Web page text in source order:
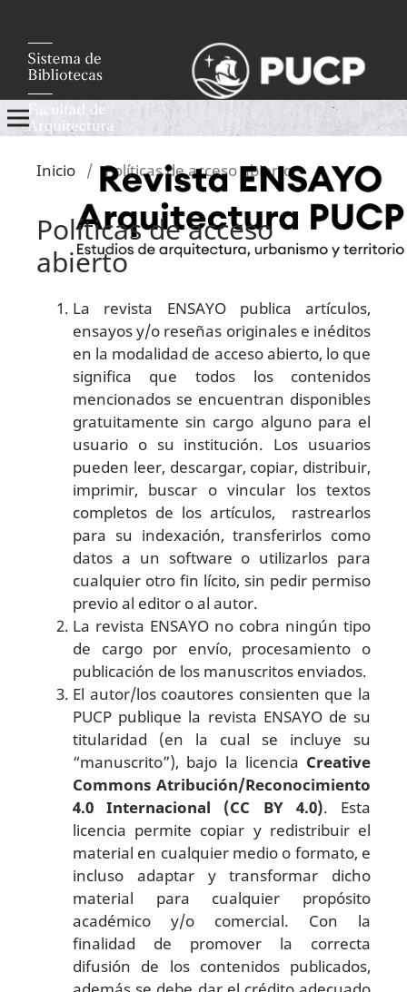
Inicio / Políticas de acceso abierto
Políticas de acceso
abierto
La revista ENSAYO publica artículos,
ensayos y/o reseñas originales e inéditos
en la modalidad de acceso abierto, lo que
significa que todos los contenidos
mencionados se encuentran disponibles
gratuitamente sin cargo alguno para el
usuario o su institución. Los usuarios
pueden leer, descargar, copiar, distribuir,
imprimir, buscar o vincular los textos
completos de los artículos, rastrearlos
para su indexación, transferirlos como
datos a un software o utilizarlos para
cualquier otro fin lícito, sin pedir permiso
previo al editor o al autor.
La revista ENSAYO no cobra ningún tipo
de cargo por envío, procesamiento o
publicación de los manuscritos enviados.
El autor/los coautores consienten que la
PUCP publique la revista ENSAYO de su
titularidad (en la cual se incluye su
“manuscrito”), bajo la licencia Creative
Commons Atribución/Reconocimiento
4.0 Internacional (CC BY 4.0). Esta
licencia permite copiar y redistribuir el
material en cualquier medio o formato, e
incluso adaptar y transformar dicho
material para cualquier propósito
académico y/o comercial. Con la
finalidad de promover la correcta
difusión de los contenidos publicados,